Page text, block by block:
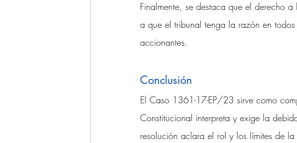
Finalmente, se destaca que el derecho
a que el tribunal tenga la razón en
accionantes.
Conclusión
El Caso 1361-17-EP/23 sirve como
Constitucional interpreta y exige la
resolución aclara el rol y los límites de